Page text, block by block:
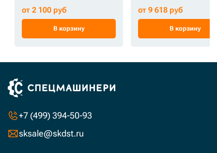
от 2 100 руб
В корзину
от 9 618 руб
В корзину
+7 (499) 394-50-93
sksale@skdst.ru